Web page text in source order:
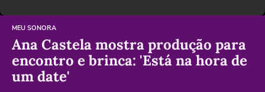
MEU SONORA
Ana Castela mostra produção para
encontro e brinca: 'Está na hora de
um date'